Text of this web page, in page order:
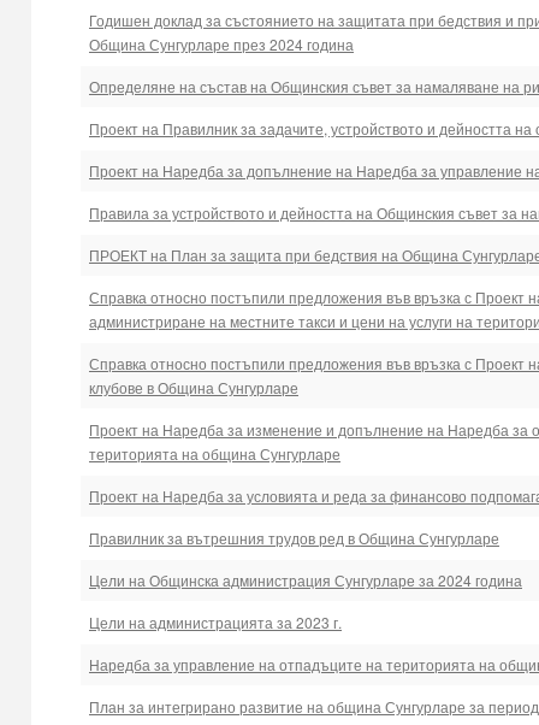
Годишен доклад за състоянието на защитата при бедствия и
Община Сунгурларе през 2024 година
Определяне на състав на Общинския съвет за намаляване на
Проект на Правилник за задачите, устройството и дейността
Проект на Наредба за допълнение на Наредба за управление
Правила за устройството и дейността на Общинския съвет за
ПРОЕКТ на План за защита при бедствия на Община
Справка относно постъпили предложения във връзка с
администриране на местните такси и цени на услуги на
Справка относно постъпили предложения във връзка с
клубове в Община Сунгурларе
Проект на Наредба за изменение и допълнение на Наредба за
територията на община Сунгурларе
Проект на Наредба за условията и реда за финансово
Правилник за вътрешния трудов ред в Община Сунгурларе
Цели на Общинска администрация Сунгурларе за 2024 година
Цели на администрацията за 2023 г.
Наредба за управление на отпадъците на територията на
План за интегрирано развитие на община Сунгурларе за